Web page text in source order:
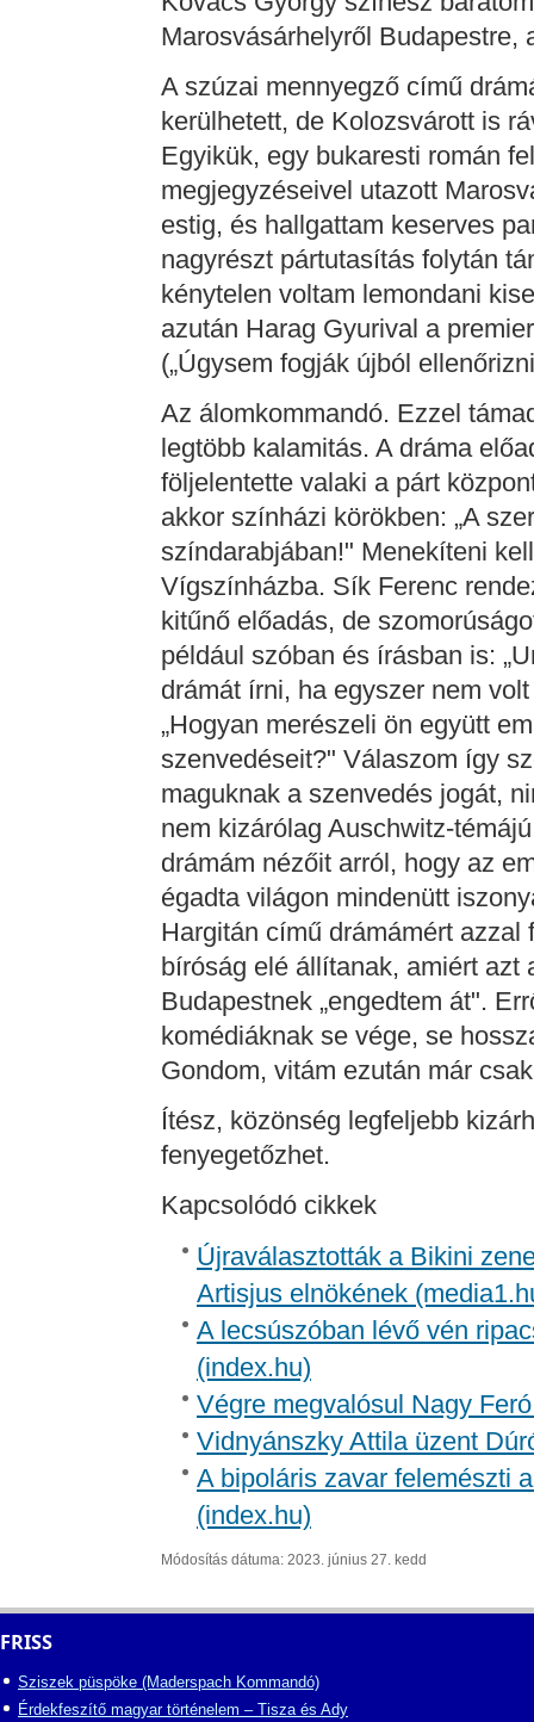
Marosvásárhelyről Budapestre,
A szúzai mennyegző című
kerülhetett, de Kolozsvárott is
Egyikük, egy bukaresti román
megjegyzéseivel utazott
estig, és hallgattam keserves
nagyrészt pártutasítás folytán
kénytelen voltam lemondani
azután Harag Gyurival a
(„Úgysem fogják újból
Az álomkommandó. Ezzel
legtöbb kalamitás. A dráma
följelentette valaki a párt
akkor színházi körökben: „A
színdarabjában!" Menekíteni
Vígszínházba. Sík Ferenc
kitűnő előadás, de
például szóban és írásban is:
drámát írni, ha egyszer nem
„Hogyan merészeli ön együtt
szenvedéseit?" Válaszom így
maguknak a szenvedés jogát,
nem kizárólag Auschwitz-
drámám nézőit arról, hogy az
égadta világon mindenütt
Hargitán című drámámért
bíróság elé állítanak, amiért azt
Budapestnek „engedtem át".
komédiáknak se vége, se
Gondom, vitám ezután már
Ítész, közönség legfeljebb
fenyegetőzhet.
Kapcsolódó cikkek
Újraválasztották a Bikini
Artisjus elnökének
A lecsúszóban lévő vén
(index.hu)
Végre megvalósul Nagy
Vidnyánszky Attila üzent
A bipoláris zavar felemészti
(index.hu)
Módosítás dátuma: 2023. június 27. kedd
FRISS
Sziszek püspöke (Maderspach Kommandó)
Érdekfeszítő magyar történelem – Tisza és Ady